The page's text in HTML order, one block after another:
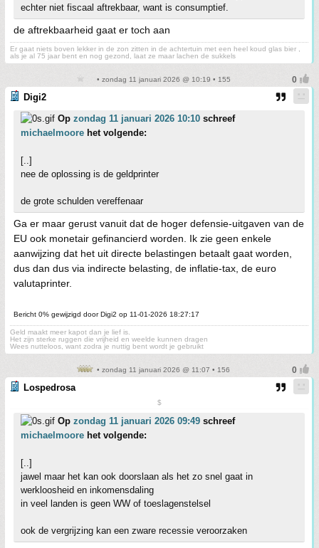
echter niet fiscaal aftrekbaar, want is consumptief.
de aftrekbaarheid gaat er toch aan
Er gaat niets boven lekker in de zon zitten in de achtertuin met een heel koud glas bier ,
als je al 75 jaar bent en nog gezond, laat ze maar lachen de sukkels
• zondag 11 januari 2026 @ 10:19 • 155
Digi2
Op zondag 11 januari 2026 10:10 schreef
michaelmoore het volgende:
[..]
nee de oplossing is de geldprinter
de grote schulden vereffenaar
Ga er maar gerust vanuit dat de hoger defensie-uitgaven van de
EU ook monetair gefinancierd worden. Ik zie geen enkele
aanwijzing dat het uit directe belastingen betaalt gaat worden,
dus dan dus via indirecte belasting, de inflatie-tax, de euro
valutaprinter.
Bericht 0% gewijzigd door Digi2 op 11-01-2026 18:27:17
Geld maakt meer kapot dan je lief is.
Het zijn sterke ruggen die vrijheid en weelde kunnen dragen
Wees nutteloos, want zodra je nuttig bent wordt je gebruikt
• zondag 11 januari 2026 @ 11:07 • 156
Lospedrosa
$
Op zondag 11 januari 2026 09:49 schreef
michaelmoore het volgende:
[..]
jawel maar het kan ook doorslaan als het zo snel gaat in
werkloosheid en inkomensdaling
in veel landen is geen WW of toeslagenstelsel
ook de vergrijzing kan een zware recessie veroorzaken